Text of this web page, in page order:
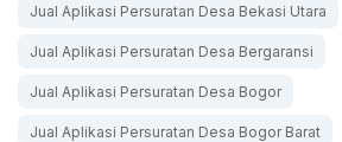
Jual Aplikasi Persuratan Desa Bekasi Utara
Jual Aplikasi Persuratan Desa Bergaransi
Jual Aplikasi Persuratan Desa Bogor
Jual Aplikasi Persuratan Desa Bogor Barat